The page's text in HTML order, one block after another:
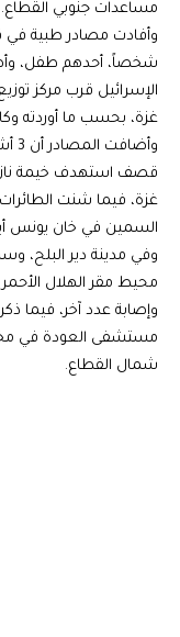
مساعدات جنوبي القطاع.
الإسرائيل قرب مركز
غزة، بحسب ما أوردته
قصف استهدف خيمة
غزة، فيما شنت
السمين في خان يونس
وفي مدينة دير البلح،
محيط مقر الهلال
وإصابة عدد آخر، فيما
مستشفى العودة في
شمال القطاع.